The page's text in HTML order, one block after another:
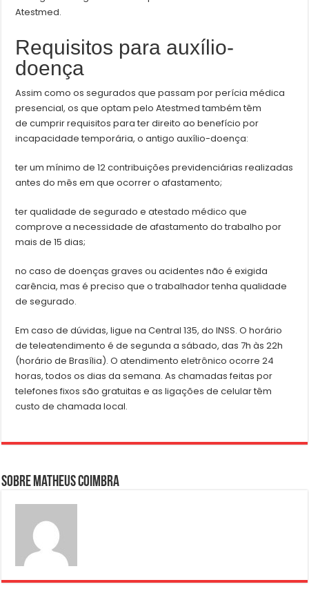
Atestmed.
Requisitos para auxílio-
doença
Assim como os segurados que passam por perícia médica
presencial, os que optam pelo Atestmed também têm
de cumprir requisitos para ter direito ao benefício por
incapacidade temporária, o antigo auxílio-doença:
ter um mínimo de 12 contribuições previdenciárias realizadas
antes do mês em que ocorrer o afastamento;
ter qualidade de segurado e atestado médico que
comprove a necessidade de afastamento do trabalho por
mais de 15 dias;
no caso de doenças graves ou acidentes não é exigida
carência, mas é preciso que o trabalhador tenha qualidade
de segurado.
Em caso de dúvidas, ligue na Central 135, do INSS. O horário
de teleatendimento é de segunda a sábado, das 7h às 22h
(horário de Brasília). O atendimento eletrônico ocorre 24
horas, todos os dias da semana. As chamadas feitas por
telefones fixos são gratuitas e as ligações de celular têm
custo de chamada local.
Sobre Matheus Coimbra